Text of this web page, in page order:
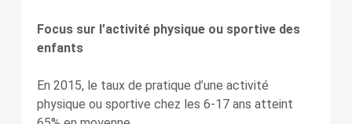
Focus sur l’activité physique ou sportive des
enfants
En 2015, le taux de pratique d’une activité
physique ou sportive chez les 6-17 ans atteint